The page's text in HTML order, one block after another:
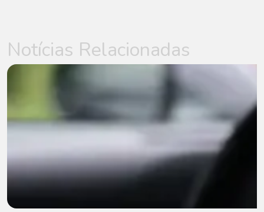
Notícias Relacionadas